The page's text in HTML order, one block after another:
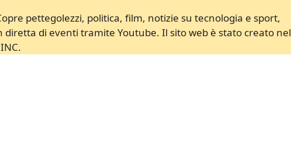
pettegolezzi, politica, film, notizie su tecnologia e sport,
di eventi tramite Youtube. Il sito web è stato creato nel